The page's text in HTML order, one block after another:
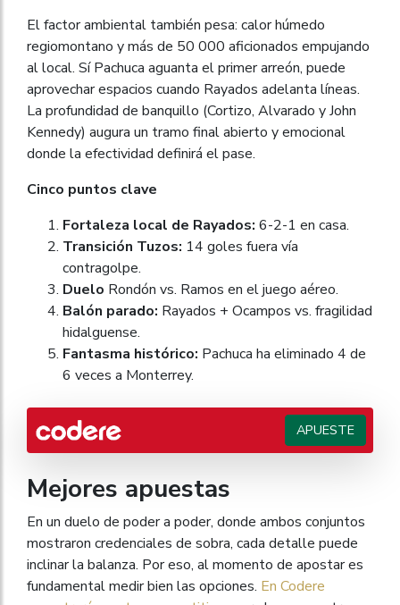
El factor ambiental también pesa: calor húmedo
regiomontano y más de 50 000 aficionados empujando
al local. Sí Pachuca aguanta el primer arreón, puede
aprovechar espacios cuando Rayados adelanta líneas.
La profundidad de banquillo (Cortizo, Alvarado y John
Kennedy) augura un tramo final abierto y emocional
donde la efectividad definirá el pase.
Cinco puntos clave
Fortaleza local de Rayados: 6-2-1 en casa.
Transición Tuzos: 14 goles fuera vía
contragolpe.
Duelo Rondón vs. Ramos en el juego aéreo.
Balón parado: Rayados + Ocampos vs. fragilidad
hidalguense.
Fantasma histórico: Pachuca ha eliminado 4 de
6 veces a Monterrey.
APUESTE
Mejores apuestas
En un duelo de poder a poder, donde ambos conjuntos
mostraron credenciales de sobra, cada detalle puede
inclinar la balanza. Por eso, al momento de apostar es
fundamental medir bien las opciones. En Codere